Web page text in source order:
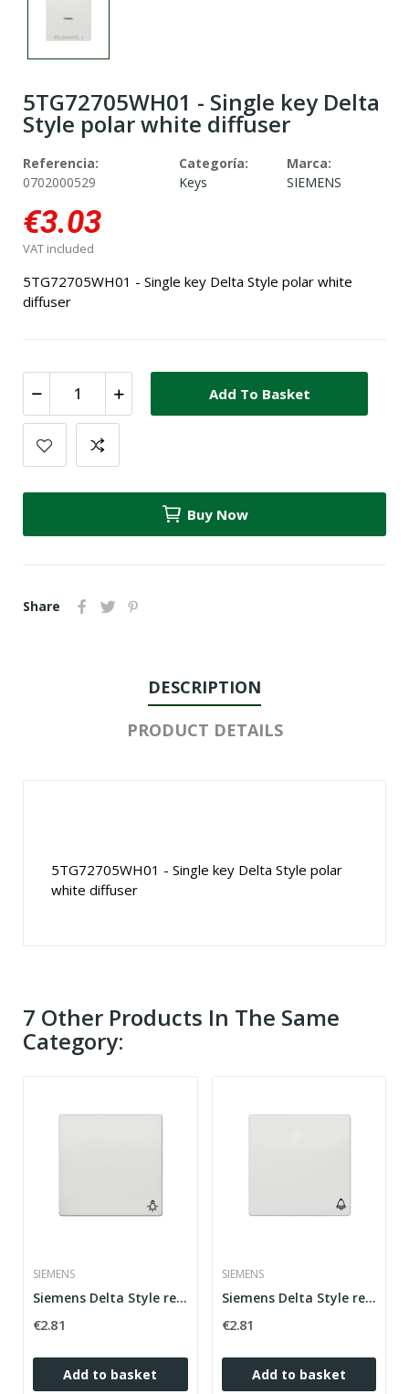
5TG72705WH01 - Single key Delta
Style polar white diffuser
Referencia:
0702000529
Categoría:
Keys
Marca:
SIEMENS
€3.03
VAT included
5TG72705WH01 - Single key Delta Style polar white
diffuser
Add To Basket
Buy Now
Share
DESCRIPTION
PRODUCT DETAILS
5TG72705WH01 - Single key Delta Style polar
white diffuser
7 Other Products In The Same
Category:
SIEMENS
Siemens Delta Style ref polar white light...
€2.81
Add to basket
SIEMENS
Siemens Delta Style ref Polar White Bell Logo...
€2.81
Add to basket